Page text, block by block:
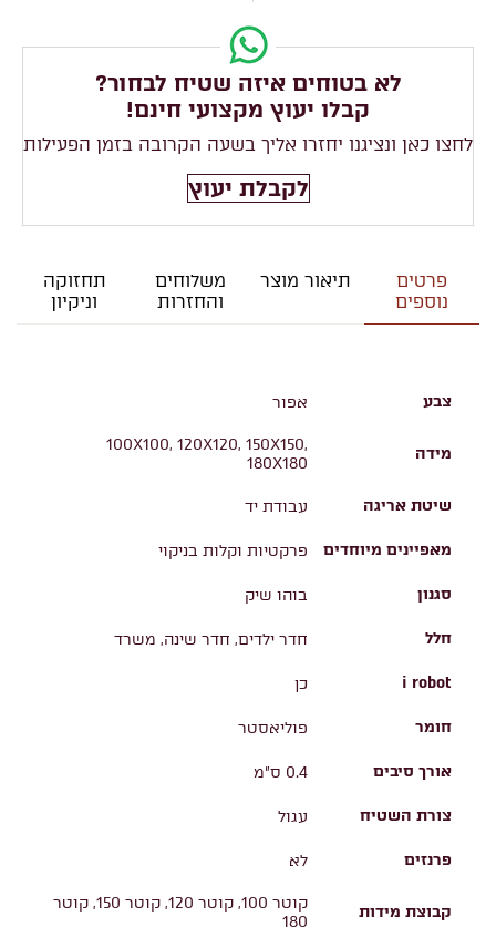
לא בטוחים איזה שטיח לבחור?
קבלו יעוץ מקצועי חינם!
לחצו כאן ונציגנו יחזרו אליך בשעה הקרובה בזמן הפעילות
לקבלת יעוץ
פרטים
נוספים
תיאור מוצר
משלוחים
והחזרות
תחזוקה
וניקיון
צבע אפור
מידה
100X100, 120X120, 150X150,
180X180
שיטת אריגה עבודת יד
מאפיינים מיוחדים פרקטיות וקלות בניקוי
סגנון בוהו שיק
חלל חדר ילדים, חדר שינה, משרד
i robot כן
חומר פוליאסטר
אורך סיבים 0.4 ס"מ
צורת השטיח עגול
פרנזים לא
קבוצת מידות
קוטר 100, קוטר 120, קוטר 150, קוטר
180